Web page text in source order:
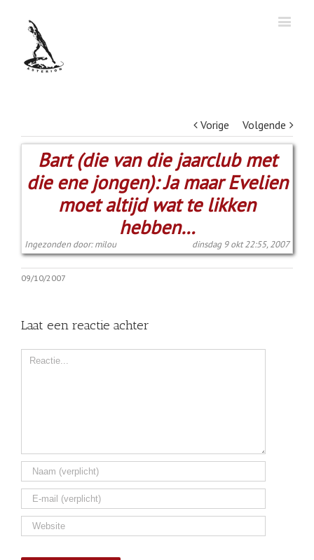
Vorige Volgende
Bart (die van die jaarclub met
die ene jongen): Ja maar Evelien
moet altijd wat te likken
hebben…
Ingezonden door: milou dinsdag 9 okt 22:55, 2007
09/10/2007
Laat een reactie achter
Comment